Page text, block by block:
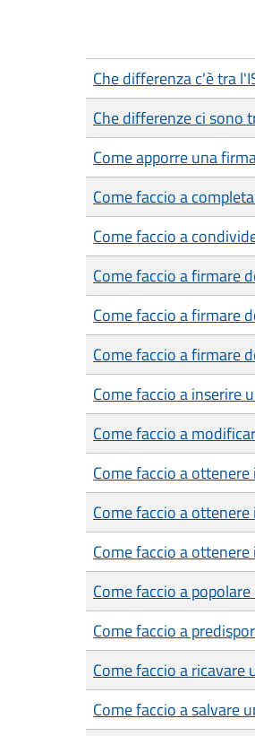
Che differenza c'è tra
Che differenze ci sono
Come apporre una
Come faccio a
Come faccio a
Come faccio a firmare
Come faccio a firmare
Come faccio a firmare
Come faccio a inserire
Come faccio a
Come faccio a ottenere
Come faccio a ottenere
Come faccio a
Come faccio a
Come faccio a
Come faccio a ricavare
Come faccio a salvare